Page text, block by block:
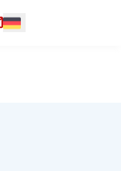
Langue :